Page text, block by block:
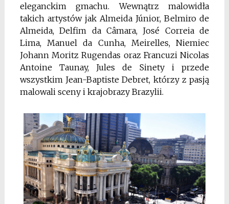
eleganckim gmachu. Wewnątrz malowidła
takich artystów jak Almeida Júnior, Belmiro de
Almeida, Delfim da Câmara, José Correia de
Lima, Manuel da Cunha, Meirelles, Niemiec
Johann Moritz Rugendas oraz Francuzi Nicolas
Antoine Taunay, Jules de Sinety i przede
wszystkim Jean-Baptiste Debret, którzy z pasją
malowali sceny i krajobrazy Brazylii.